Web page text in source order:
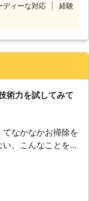
ことから相談をす
素敵な空間を提供
間にしたいなら相
ディーな対応
経験
術力を試してみて
なかなかお掃除を
、こんなことを思
っしゃいませんか。
すすめなのがハウ
うサービスです。
すれば時間と手間